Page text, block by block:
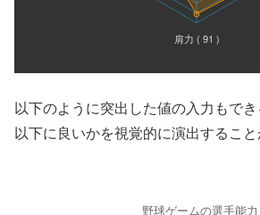
以下のように突出した値の入力もで
以下に良いかを視覚的に演出すること